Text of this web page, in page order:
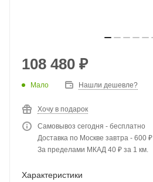
108 480 ₽
Мало Нашли дешевле?
Хочу в подарок
Самовывоз сегодня - бесплатно
Доставка по Москве завтра - 600 ₽
За пределами МКАД 40 ₽ за 1 км.
Характеристики